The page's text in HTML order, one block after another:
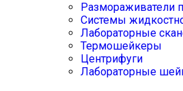
Размораживатели
Системы
Лабораторные
Термошейкеры
Центрифуги
Лабораторные